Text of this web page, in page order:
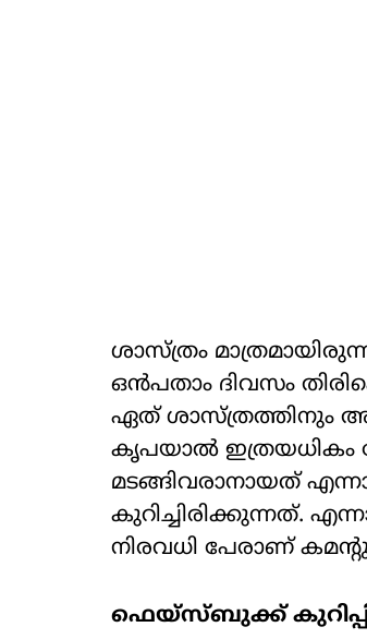
ശാസ്ത്രം
ഒന്‍പതാം ദിവസം
ഏത് ശാസ്ത്രത്തിനും
കൃപയാല്‍ ഇത്രയധികം
മടങ്ങിവരാനായത്
കുറിച്ചിരിക്കുന്നത്.
നിരവധി പേരാണ്
ഫെയ്സ്ബുക്ക്